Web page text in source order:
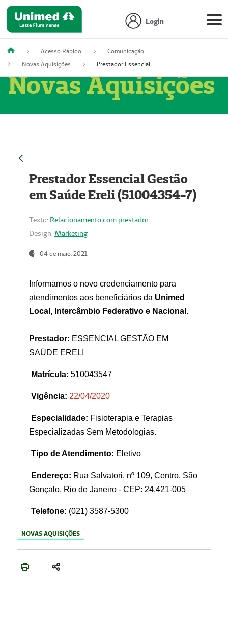
Login
Acesso Rápido
Comunicação
Novas Aquisições
Prestador Essencial Gestão em Saúde Ereli (51004354-7)
Novas Aquisições
Prestador Essencial Gestão
em Saúde Ereli (51004354-7)
Texto: Relacionamento com prestador
Design: Marketing
04 de maio, 2021
Informamos o novo credenciamento para
atendimentos aos beneficiários da Unimed
Local, Intercâmbio Federativo e Nacional .
Prestador: ESSENCIAL GESTÃO EM
SAÚDE ERELI
Matrícula: 510043547
Vigência: 22/04/2020
Especialidade: Fisioterapia e Terapias
Especializadas Sem Metodologias.
Tipo de Atendimento: Eletivo
Endereço: Rua Salvatori, nº 109, Centro, São
Gonçalo, Rio de Janeiro - CEP: 24.421-005
Telefone: (021) 3587-5300
NOVAS AQUISIÇÕES